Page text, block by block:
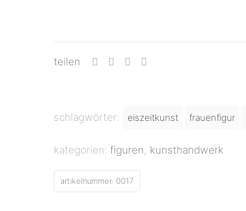
teilen
schlagwörter: eiszeitkunst frauenfigur
kategorien: figuren, kunsthandwerk
artikelnummer: 0017